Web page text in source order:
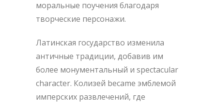
моральные поучения благодаря
творческие персонажи.
Латинская государство изменила
античные традиции, добавив им
более монументальный и spectacular
character. Колизей became эмблемой
имперских развлечений, где